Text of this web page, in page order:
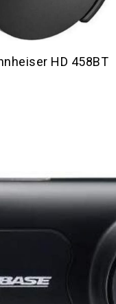
HD 458BT